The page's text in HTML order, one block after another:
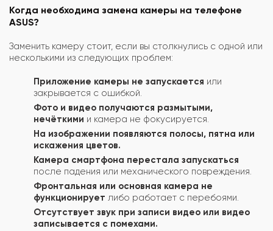
Когда необходима замена камеры на телефоне
ASUS?
Заменить камеру стоит, если вы столкнулись с одной или
несколькими из следующих проблем:
Приложение камеры не запускается или
закрывается с ошибкой.
Фото и видео получаются размытыми,
нечёткими и камера не фокусируется.
На изображении появляются полосы, пятна или
искажения цветов.
Камера смартфона перестала запускаться
после падения или механического повреждения.
Фронтальная или основная камера не
функционирует либо работает с перебоями.
Отсутствует звук при записи видео или видео
записывается с помехами.